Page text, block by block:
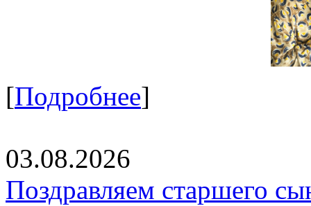
[Подробнее]
03.08.2026
Поздравляем старшего